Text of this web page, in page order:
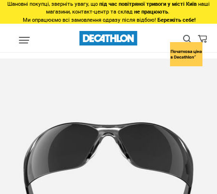
Шановні покупці, зверніть увагу, що під час повітряної тривоги у місті Київ наші
магазини, контакт-центр та склад не працюють.
Ми опрацюємо всі замовлення одразу після відбою! Бережіть себе!
Види спорту Велоспорт Екіпірування Велоокуляри